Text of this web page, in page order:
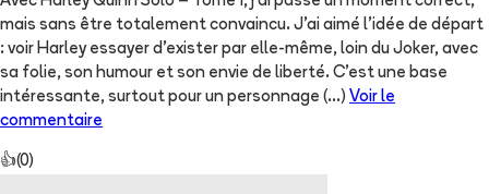
mais sans être totalement convaincu. J’ai aimé l’idée de départ
: voir Harley essayer d’exister par elle-même, loin du Joker, avec
sa folie, son humour et son envie de liberté. C’est une base
intéressante, surtout pour un personnage (...) Voir le
commentaire
👍(0)